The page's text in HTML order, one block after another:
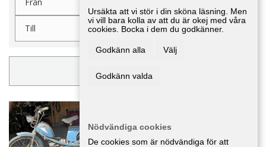
UPPDATERA FILTER
MC/Mopeder
2 000 :-
Ursäkta att vi stör i din sköna läsning. Men
vi vill bara kolla av att du är okej med våra
cookies. Bocka i dem du godkänner.
Godkänn alla Välj
Godkänn valda
Nödvändiga cookies
De cookies som är nödvändiga för att